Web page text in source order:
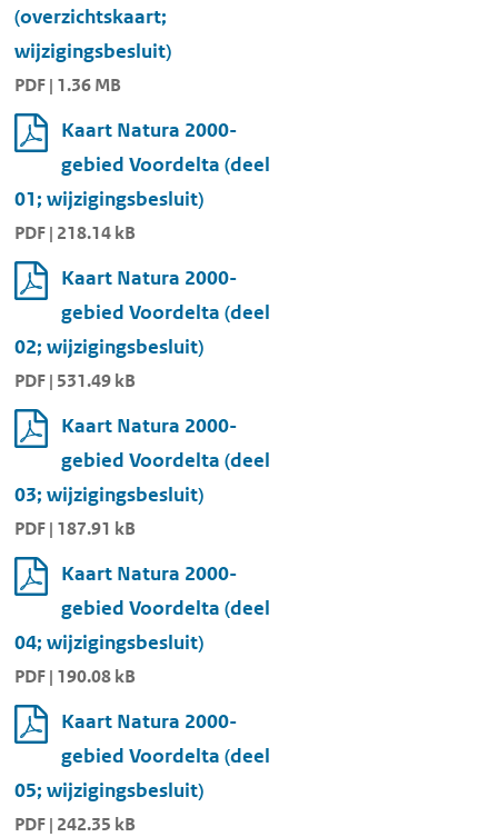
(overzichtskaart;
wijzigingsbesluit)
PDF | 1.36 MB
Kaart Natura 2000-
gebied Voordelta (deel
01; wijzigingsbesluit)
PDF | 218.14 kB
Kaart Natura 2000-
gebied Voordelta (deel
02; wijzigingsbesluit)
PDF | 531.49 kB
Kaart Natura 2000-
gebied Voordelta (deel
03; wijzigingsbesluit)
PDF | 187.91 kB
Kaart Natura 2000-
gebied Voordelta (deel
04; wijzigingsbesluit)
PDF | 190.08 kB
Kaart Natura 2000-
gebied Voordelta (deel
05; wijzigingsbesluit)
PDF | 242.35 kB